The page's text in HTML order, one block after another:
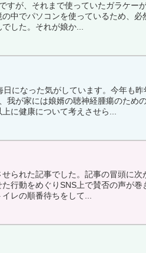
すが、それまで使っていたガラケー
中でパソコンを使っているため、必
した。それが娘か...
になった気がしています。今年も昨
我が家には娘婿の聴神経腫瘍のため
に健康について考えさせら...
られた記事でした。記事の冒頭に次
行動をめぐりSNS上で賛否の声が巻
レの順番待ちをして...